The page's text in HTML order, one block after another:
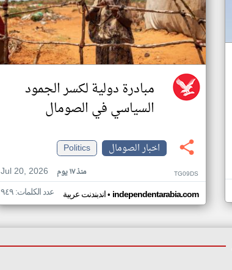
مبادرة دولية لكسر الجمود
السياسي في الصومال
اخبار الصومال
Politics
Jul 20, 2026
منذ ١٧ يوم TG09DS
اندبندنت عربية• independentarabia.com عدد الكلمات: ٩٤٩